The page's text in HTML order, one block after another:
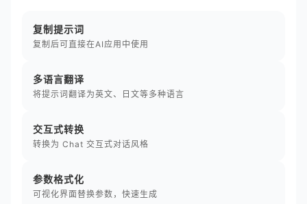
复制提示词
复制后可直接在AI应用中使用
多语言翻译
将提示词翻译为英文、日文等多种语言
交互式转换
转换为 Chat 交互式对话风格
参数格式化
可视化界面替换参数，快速生成